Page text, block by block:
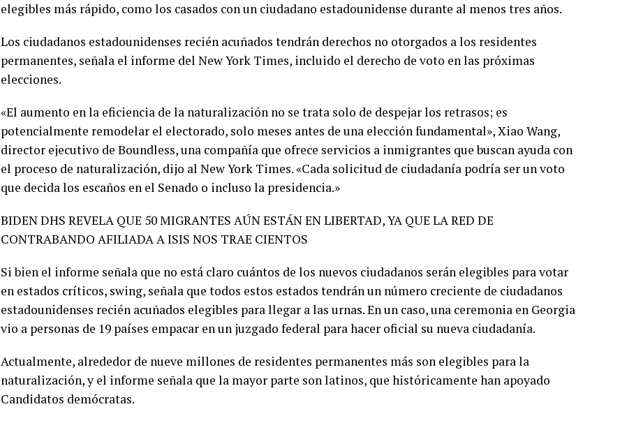
elegibles más rápido, como los casados con un ciudadano estadounidense durante al menos tres años.
Los ciudadanos estadounidenses recién acuñados tendrán derechos no otorgados a los residentes
permanentes, señala el informe del New York Times, incluido el derecho de voto en las próximas
elecciones.
«El aumento en la eficiencia de la naturalización no se trata solo de despejar los retrasos; es
potencialmente remodelar el electorado, solo meses antes de una elección fundamental», Xiao Wang,
director ejecutivo de Boundless, una compañía que ofrece servicios a inmigrantes que buscan ayuda con
el proceso de naturalización, dijo al New York Times. «Cada solicitud de ciudadanía podría ser un voto
que decida los escaños en el Senado o incluso la presidencia.»
BIDEN DHS REVELA QUE 50 MIGRANTES AÚN ESTÁN EN LIBERTAD, YA QUE LA RED DE
CONTRABANDO AFILIADA A ISIS NOS TRAE CIENTOS
Si bien el informe señala que no está claro cuántos de los nuevos ciudadanos serán elegibles para votar
en estados críticos, swing, señala que todos estos estados tendrán un número creciente de ciudadanos
estadounidenses recién acuñados elegibles para llegar a las urnas. En un caso, una ceremonia en Georgia
vio a personas de 19 países empacar en un juzgado federal para hacer oficial su nueva ciudadanía.
Actualmente, alrededor de nueve millones de residentes permanentes más son elegibles para la
naturalización, y el informe señala que la mayor parte son latinos, que históricamente han apoyado
Candidatos demócratas.